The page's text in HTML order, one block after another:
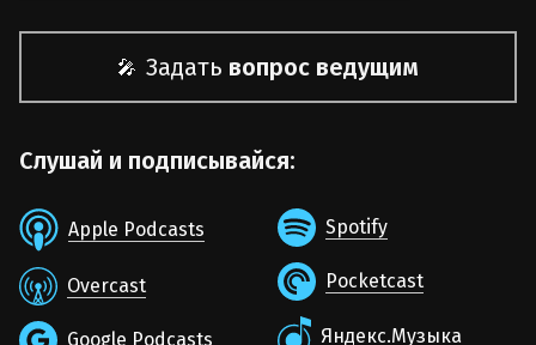
🎤 Задать вопрос ведущим
Слушай и подписывайся:
Apple Podcasts
Overcast
Google Podcasts
Spotify
Pocketcast
Яндекс.Музыка